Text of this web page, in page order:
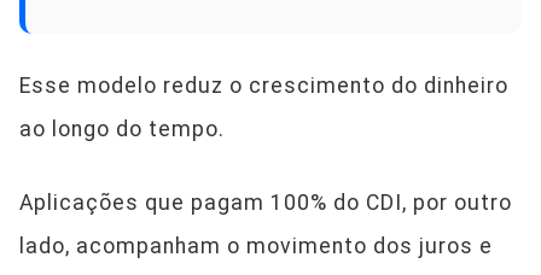
Esse modelo reduz o crescimento do dinheiro
ao longo do tempo.
Aplicações que pagam 100% do CDI, por outro
lado, acompanham o movimento dos juros e